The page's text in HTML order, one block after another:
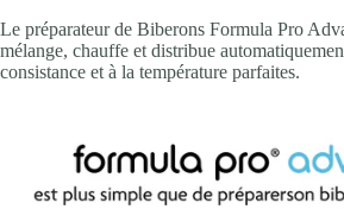
Le préparateur de Biberons Formula Pro
mélange, chauffe et distribue
consistance et à la température parfaites.